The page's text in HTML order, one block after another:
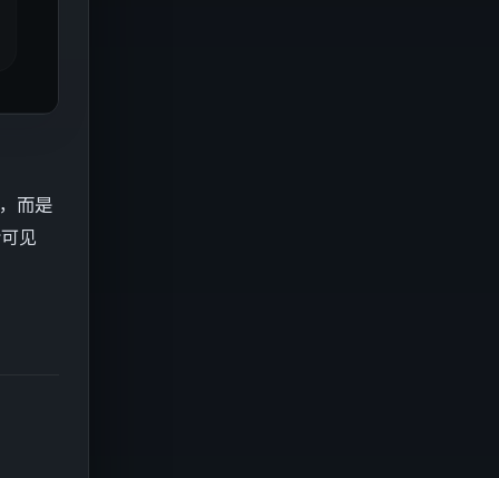
而是
见